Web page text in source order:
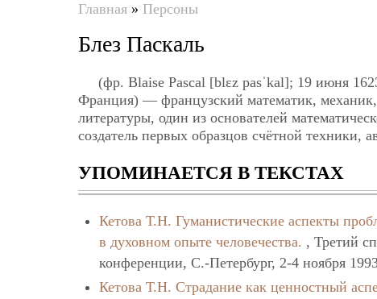
здесь
Главная » Персоны
Блез Паскаль
(фр. Blaise Pascal [blɛz pasˈkal]; 19 июня
Франция) — французский математик,
литературы, один из основателей
создатель первых образцов счётной техники,
УПОМИНАЕТСЯ В ТЕКСТАХ
Кетова Т.Н. Гуманистические аспекты
в духовном опыте человечества. , Третий
конференции, С.-Петербург, 2-4 ноября
Кетова Т.Н. Страдание как ценностный